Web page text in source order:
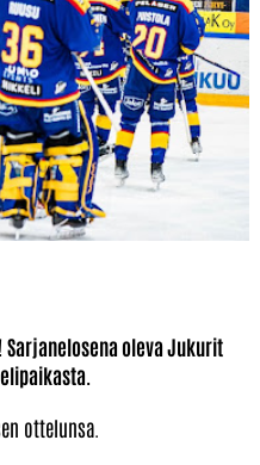
Sarjanelosena oleva Jukurit
ottelunsa.